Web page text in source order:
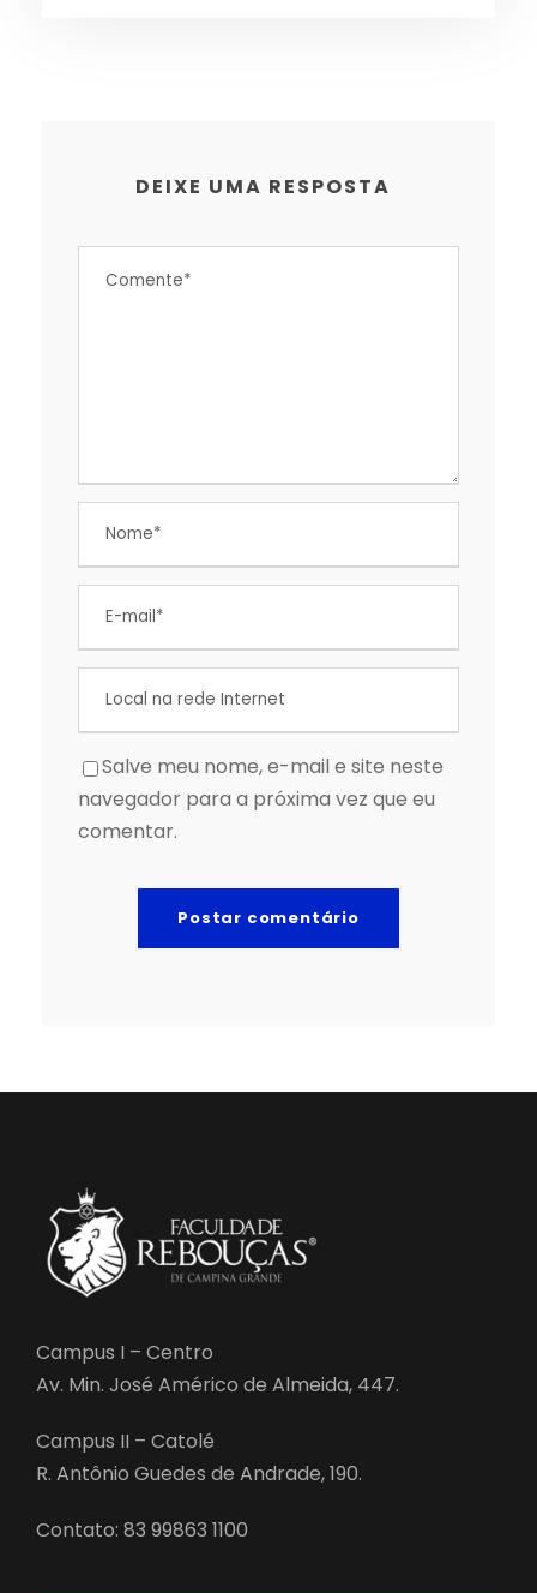
DEIXE UMA RESPOSTA
Salve meu nome, e-mail e site neste
navegador para a próxima vez que eu
comentar.
Campus I – Centro
Av. Min. José Américo de Almeida, 447.
Campus II – Catolé
R. Antônio Guedes de Andrade, 190.
Contato: 83 99863 1100